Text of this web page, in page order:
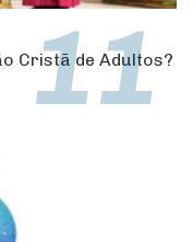
Cristã de Adultos?